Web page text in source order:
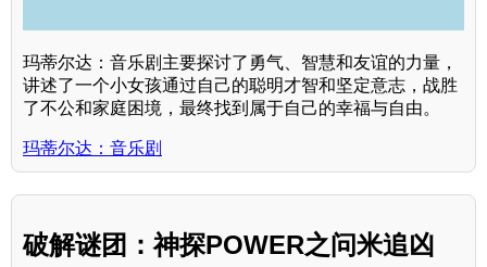
玛蒂尔达：音乐剧主要探讨了勇气、智慧和友谊的力量，
讲述了一个小女孩通过自己的聪明才智和坚定意志，战胜
了不公和家庭困境，最终找到属于自己的幸福与自由。
玛蒂尔达：音乐剧
破解谜团：神探POWER之问米追凶